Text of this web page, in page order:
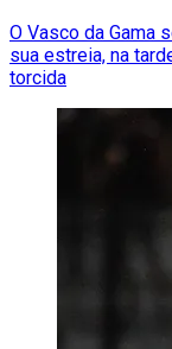
O Vasco da Gama
sua estreia, na
torcida